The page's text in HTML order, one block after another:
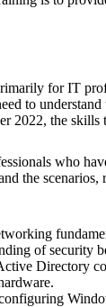
for IT
to
2022, the
who
the
of security
Directory